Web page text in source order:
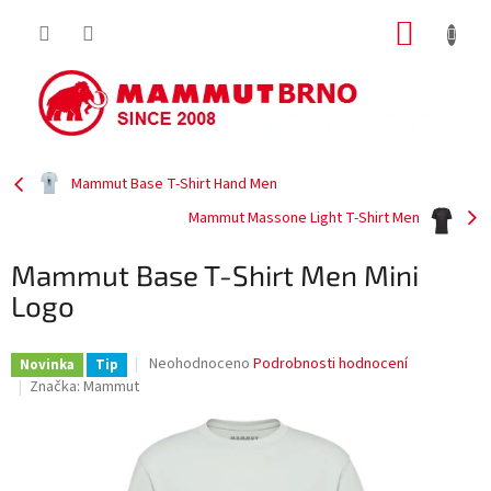
Mammut Base T-Shirt Hand Men
Mammut Massone Light T-Shirt Men
Mammut Base T-Shirt Men Mini
Logo
Novinka Tip
Průměrné
0,0
Neohodnoceno Podrobnosti hodnocení
Značka: Mammut